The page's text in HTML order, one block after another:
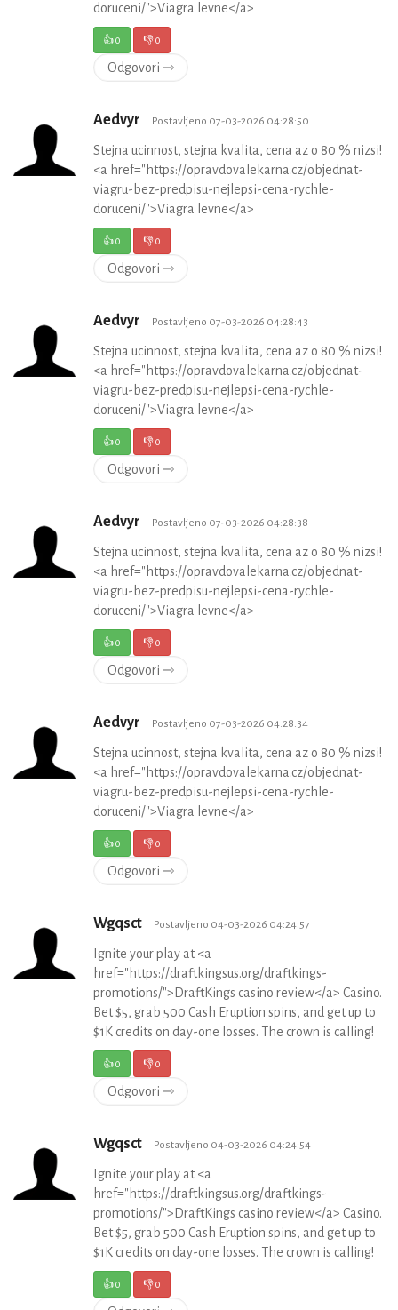
doruceni/">Viagra levne</a>
👍0 👎0
Odgovori ⇾
Aedvyr Postavljeno 07-03-2026 04:28:50
Stejna ucinnost, stejna kvalita, cena az o 80 % nizsi!
<a href="https://opravdovalekarna.cz/objednat-
viagru-bez-predpisu-nejlepsi-cena-rychle-
doruceni/">Viagra levne</a>
👍0 👎0
Odgovori ⇾
Aedvyr Postavljeno 07-03-2026 04:28:43
Stejna ucinnost, stejna kvalita, cena az o 80 % nizsi!
<a href="https://opravdovalekarna.cz/objednat-
viagru-bez-predpisu-nejlepsi-cena-rychle-
doruceni/">Viagra levne</a>
👍0 👎0
Odgovori ⇾
Aedvyr Postavljeno 07-03-2026 04:28:38
Stejna ucinnost, stejna kvalita, cena az o 80 % nizsi!
<a href="https://opravdovalekarna.cz/objednat-
viagru-bez-predpisu-nejlepsi-cena-rychle-
doruceni/">Viagra levne</a>
👍0 👎0
Odgovori ⇾
Aedvyr Postavljeno 07-03-2026 04:28:34
Stejna ucinnost, stejna kvalita, cena az o 80 % nizsi!
<a href="https://opravdovalekarna.cz/objednat-
viagru-bez-predpisu-nejlepsi-cena-rychle-
doruceni/">Viagra levne</a>
👍0 👎0
Odgovori ⇾
Wgqsct Postavljeno 04-03-2026 04:24:57
Ignite your play at <a
href="https://draftkingsus.org/draftkings-
promotions/">DraftKings casino review</a> Casino.
Bet $5, grab 500 Cash Eruption spins, and get up to
$1K credits on day-one losses. The crown is calling!
👍0 👎0
Odgovori ⇾
Wgqsct Postavljeno 04-03-2026 04:24:54
Ignite your play at <a
href="https://draftkingsus.org/draftkings-
promotions/">DraftKings casino review</a> Casino.
Bet $5, grab 500 Cash Eruption spins, and get up to
$1K credits on day-one losses. The crown is calling!
👍0 👎0